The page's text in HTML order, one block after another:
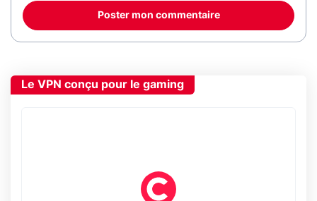
Poster mon commentaire
Le VPN conçu pour le gaming